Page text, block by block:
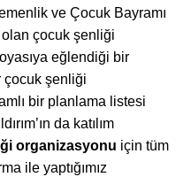
ve Çocuk Bayramı
çocuk şenliği
eğlendiği bir
çocuk şenliği
bir planlama listesi
da katılım
organizasyonu için tüm
ile yaptığımız